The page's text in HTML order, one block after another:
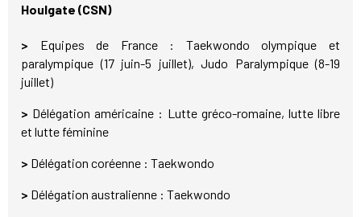
Houlgate (CSN)
> Equipes de France : Taekwondo olympique et
paralympique (17 juin-5 juillet), Judo Paralympique (8-19
juillet)
> Délégation américaine : Lutte gréco-romaine, lutte libre
et lutte féminine
> Délégation coréenne : Taekwondo
> Délégation australienne : Taekwondo